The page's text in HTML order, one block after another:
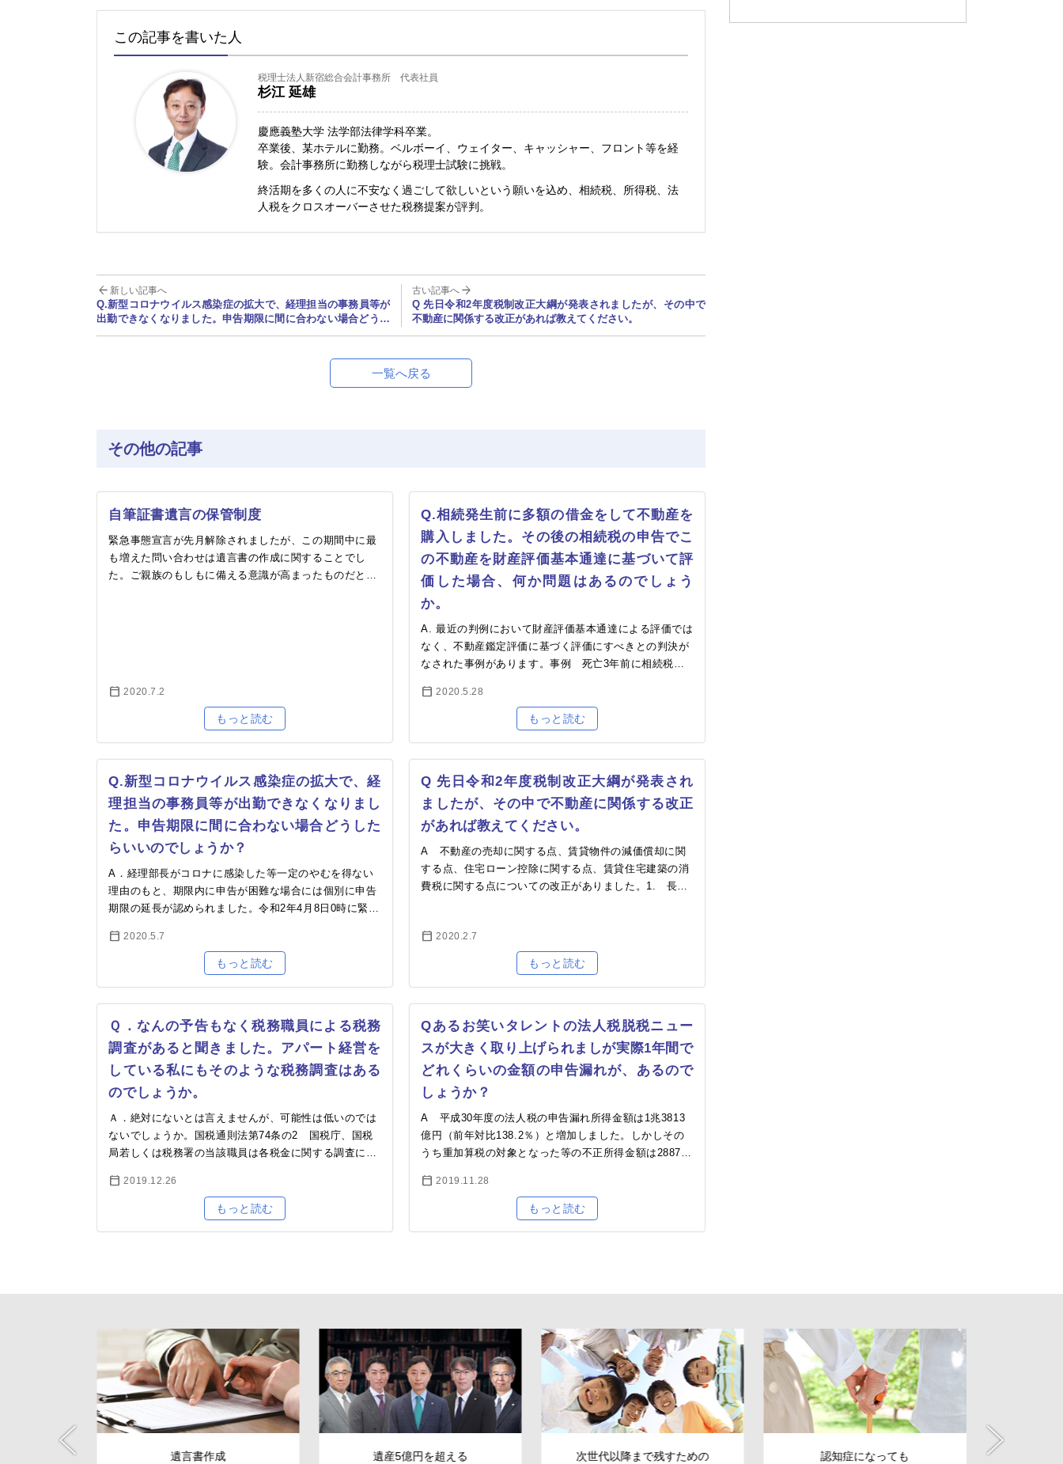
この記事を書いた人
税理士法人新宿総合会計事務所 代表社員
杉江 延雄
慶應義塾大学 法学部法律学科卒業。
卒業後、某ホテルに勤務。ベルボーイ、ウェイター、キャッシャー、フロント等を経
験。会計事務所に勤務しながら税理士試験に挑戦。
終活期を多くの人に不安なく過ごして欲しいという願いを込め、相続税、所得税、法
人税をクロスオーバーさせた税務提案が評判。
新しい記事へ
Q.新型コロナウイルス感染症の拡大で、経理担当の事務員等が
出勤できなくなりました。申告期限に間に合わない場合どうし
たらいいのでしょうか？
古い記事へ
Q 先日令和2年度税制改正大綱が発表されましたが、その中で
不動産に関係する改正があれば教えてください。
一覧へ戻る
その他の記事
自筆証書遺言の保管制度
緊急事態宣言が先月解除されましたが、この期間中に最
も増えた問い合わせは遺言書の作成に関することでし
た。ご親族のもしもに備える意識が高まったものだと思
2020.7.2
Q.相続発生前に多額の借金をして不動産を
購入しました。その後の相続税の申告でこ
の不動産を財産評価基本通達に基づいて評
価した場合、何か問題はあるのでしょう
か。
A. 最近の判例において財産評価基本通達による評価では
なく、不動産鑑定評価に基づく評価にすべきとの判決が
なされた事例があります。事例 死亡3年前に相続税節
2020.5.28
Q.新型コロナウイルス感染症の拡大で、経
理担当の事務員等が出勤できなくなりまし
た。申告期限に間に合わない場合どうした
らいいのでしょうか？
A．経理部長がコロナに感染した等一定のやむを得ない
理由のもと、期限内に申告が困難な場合には個別に申告
期限の延長が認められました。令和2年4月8日0時に緊急
に…
2020.5.7
Q 先日令和2年度税制改正大綱が発表され
ましたが、その中で不動産に関係する改正
があれば教えてください。
A 不動産の売却に関する点、賃貸物件の減価償却に関
する点、住宅ローン控除に関する点、賃貸住宅建築の消
費税に関する点についての改正がありました。1. 長期
2020.2.7
Ｑ．なんの予告もなく税務職員による税務
調査があると聞きました。アパート経営を
している私にもそのような税務調査はある
のでしょうか。
Ａ．絶対にないとは言えませんが、可能性は低いのでは
ないでしょうか。国税通則法第74条の2 国税庁、国税
局若しくは税務署の当該職員は各税金に関する調査につ
業…
2019.12.26
Qあるお笑いタレントの法人税脱税ニュー
スが大きく取り上げられましが実際1年間で
どれくらいの金額の申告漏れが、あるので
しょうか？
A 平成30年度の法人税の申告漏れ所得金額は1兆3813
億円（前年対比138.2％）と増加しました。しかしその
うち重加算税の対象となった等の不正所得金額は2887億
の…
2019.11.28
遺言書作成 遺産5億円を超える 次世代以降まで残すための 認知症になっても 会社の10年先